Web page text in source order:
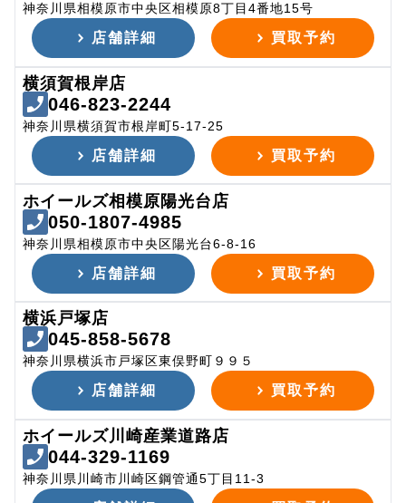
神奈川県相模原市中央区相模原8丁目4番地15号
店舗詳細 買取予約
横須賀根岸店
046-823-2244
神奈川県横須賀市根岸町5-17-25
店舗詳細 買取予約
ホイールズ相模原陽光台店
050-1807-4985
神奈川県相模原市中央区陽光台6-8-16
店舗詳細 買取予約
横浜戸塚店
045-858-5678
神奈川県横浜市戸塚区東俣野町９９５
店舗詳細 買取予約
ホイールズ川崎産業道路店
044-329-1169
神奈川県川崎市川崎区鋼管通5丁目11-3